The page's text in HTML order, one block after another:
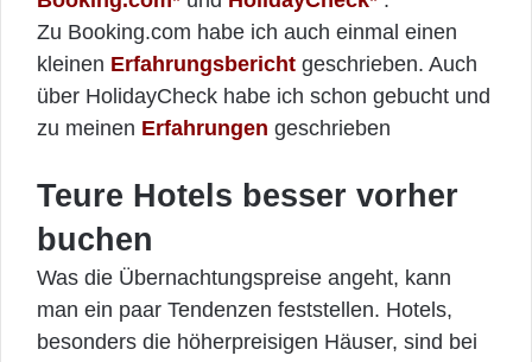
Zu Booking.com habe ich auch einmal einen
kleinen Erfahrungsbericht geschrieben. Auch
über HolidayCheck habe ich schon gebucht und
zu meinen Erfahrungen geschrieben
Teure Hotels besser vorher
buchen
Was die Übernachtungspreise angeht, kann
man ein paar Tendenzen feststellen. Hotels,
besonders die höherpreisigen Häuser, sind bei